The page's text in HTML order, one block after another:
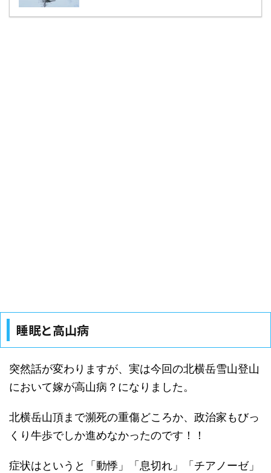
睡眠と高山病
突然話が変わりますが、実は今回の北横岳雪山登山
において嫁が高山病？になりました。
北横岳山頂まで瀕死の重傷どころか、政治家もびっ
くり牛歩でしか進めなかったのです！！
症状はというと「動悸」「息切れ」「チアノーゼ」